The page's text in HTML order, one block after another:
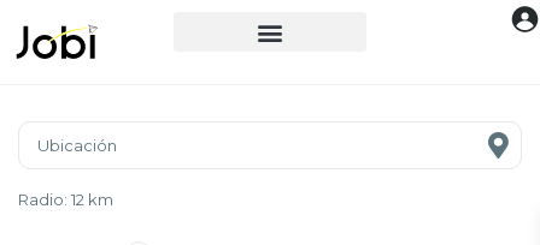
Radio: 12 km